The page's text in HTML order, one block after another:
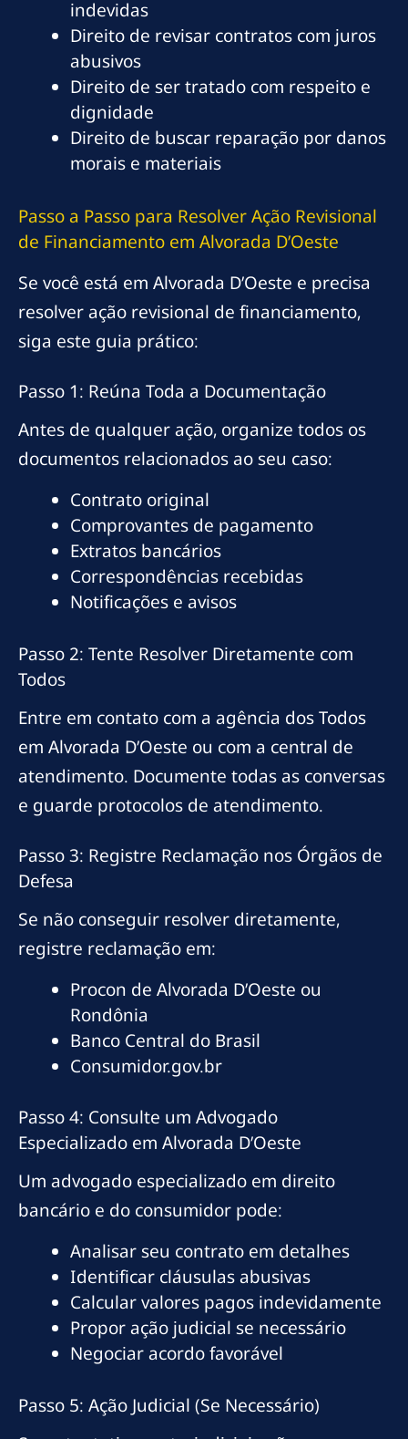
indevidas
Direito de revisar contratos com juros
abusivos
Direito de ser tratado com respeito e
dignidade
Direito de buscar reparação por danos
morais e materiais
Passo a Passo para Resolver Ação Revisional
de Financiamento em Alvorada D’Oeste
Se você está em Alvorada D’Oeste e precisa
resolver ação revisional de financiamento,
siga este guia prático:
Passo 1: Reúna Toda a Documentação
Antes de qualquer ação, organize todos os
documentos relacionados ao seu caso:
Contrato original
Comprovantes de pagamento
Extratos bancários
Correspondências recebidas
Notificações e avisos
Passo 2: Tente Resolver Diretamente com
Todos
Entre em contato com a agência dos Todos
em Alvorada D’Oeste ou com a central de
atendimento. Documente todas as conversas
e guarde protocolos de atendimento.
Passo 3: Registre Reclamação nos Órgãos de
Defesa
Se não conseguir resolver diretamente,
registre reclamação em:
Procon de Alvorada D’Oeste ou
Rondônia
Banco Central do Brasil
Consumidor.gov.br
Passo 4: Consulte um Advogado
Especializado em Alvorada D’Oeste
Um advogado especializado em direito
bancário e do consumidor pode:
Analisar seu contrato em detalhes
Identificar cláusulas abusivas
Calcular valores pagos indevidamente
Propor ação judicial se necessário
Negociar acordo favorável
Passo 5: Ação Judicial (Se Necessário)